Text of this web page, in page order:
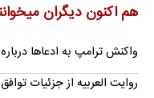
هم اکنون دیگران
واکنش ترامپ به ادعاها
روایت العربیه از جزئیات